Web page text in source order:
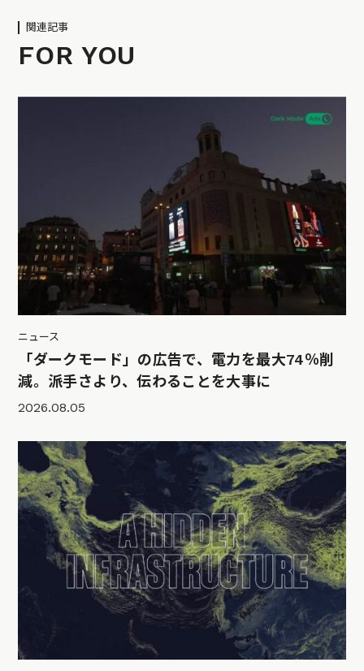
関連記事
FOR YOU
ニュース
「ダークモード」の広告で、電力を最大74％削
減。派手さより、伝わることを大事に
2026.08.05